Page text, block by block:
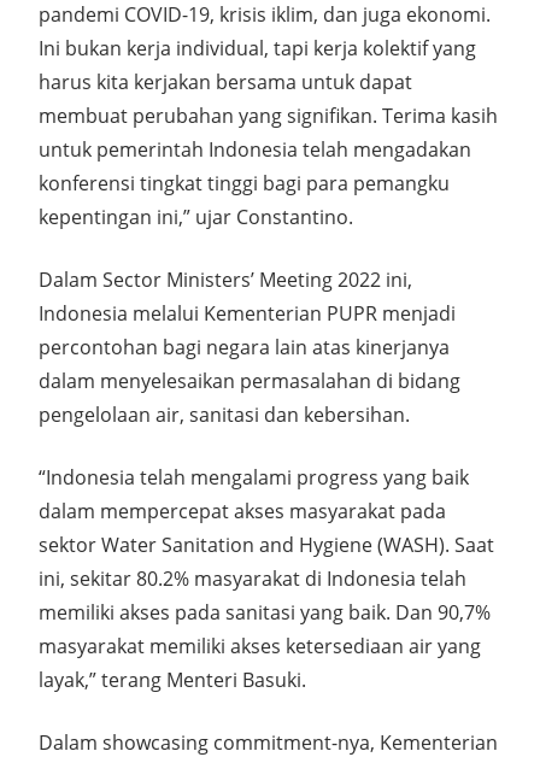
pandemi COVID-19, krisis iklim, dan juga ekonomi.
Ini bukan kerja individual, tapi kerja kolektif yang
harus kita kerjakan bersama untuk dapat
membuat perubahan yang signifikan. Terima kasih
untuk pemerintah Indonesia telah mengadakan
konferensi tingkat tinggi bagi para pemangku
kepentingan ini,” ujar Constantino.
Dalam Sector Ministers’ Meeting 2022 ini,
Indonesia melalui Kementerian PUPR menjadi
percontohan bagi negara lain atas kinerjanya
dalam menyelesaikan permasalahan di bidang
pengelolaan air, sanitasi dan kebersihan.
“Indonesia telah mengalami progress yang baik
dalam mempercepat akses masyarakat pada
sektor Water Sanitation and Hygiene (WASH). Saat
ini, sekitar 80.2% masyarakat di Indonesia telah
memiliki akses pada sanitasi yang baik. Dan 90,7%
masyarakat memiliki akses ketersediaan air yang
layak,” terang Menteri Basuki.
Dalam showcasing commitment-nya, Kementerian